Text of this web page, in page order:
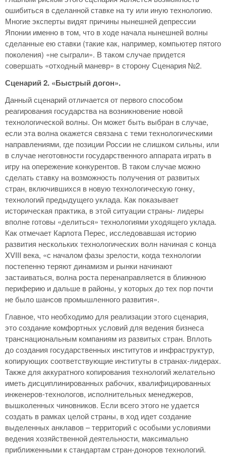
ошибиться в сделанной ставке на ту или иную технологию.
Многие эксперты видят причины нынешней депрессии
Японии именно в том, что в ходе начала нынешней волны
сделанные ею ставки (такие как, например, компьютер пятого
поколения) «не сыграли». В таком случае придется
совершать «отходный маневр» в сторону Сценария №2.
Сценарий 2. «Быстрый догон».
Данный сценарий отличается от первого способом
реагирования государства на возникновение новой
технологической волны. Он может быть выбран в случае,
если эта волна окажется связана с теми технологическими
направлениями, где позиции России не слишком сильны, или
в случае неготовности государственного аппарата играть в
игру на опережение конкурентов. В таком случае можно
сделать ставку на возможность получения от развитых
стран, включившихся в новую технологическую гонку,
технологий предыдущего уклада. Как показывает
историческая практика, в этой ситуации страны- лидеры
вполне готовы «делиться» технологиями уходящего уклада.
Как отмечает Карлота Перес, исследовавшая историю
развития нескольких технологических волн начиная с конца
XVIII века, «с началом фазы зрелости, когда технологии
постепенно теряют динамизм и рынки начинают
застаиваться, волна роста перенаправляется в ближнюю
периферию и дальше в районы, у которых до тех пор почти
не было шансов промышленного развития».
Главное, что необходимо для реализации этого сценария,
это создание комфортных условий для ведения бизнеса
транснациональным компаниям из развитых стран. Вплоть
до создания государственных институтов и инфраструктур,
копирующих соответствующие институты в странах-лидерах.
Также для аккуратного копирования технологий желательно
иметь дисциплинированных рабочих, квалифицированных
инженеров-технологов, исполнительных менеджеров,
вышколенных чиновников. Если всего этого не удается
создать в рамках целой страны, в ход идет создание
выделенных анклавов – территорий с особыми условиями
ведения хозяйственной деятельности, максимально
приближенными к стандартам стран-доноров технологий.